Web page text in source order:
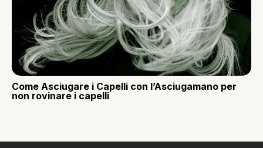
Come Asciugare i Capelli con l’Asciugamano per
non rovinare i capelli